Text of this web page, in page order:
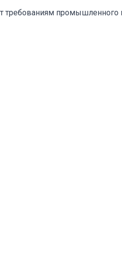
требованиям промышленного